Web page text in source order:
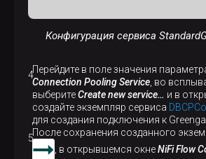
Конфигурация сервиса
Перейдите в поле значения
Connection Pooling Service , во
выберитеCreate new service…​ и в
создайте экземпляр сервиса
для создания подключения к
После сохранения созданного
, в открывшемся окнеNiFi Flow